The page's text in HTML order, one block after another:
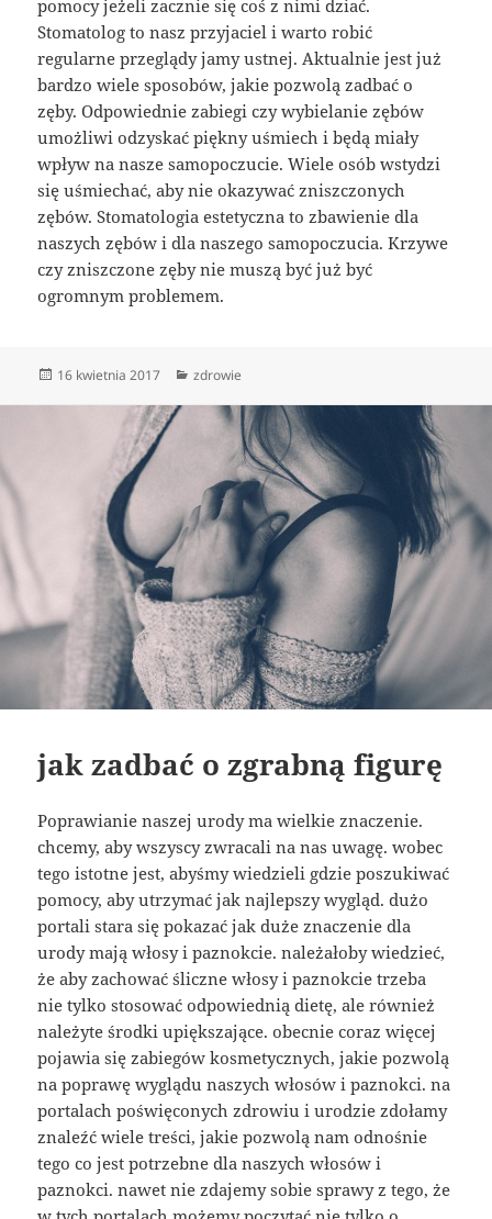
pomocy jeżeli zacznie się coś z nimi dziać.
Stomatolog to nasz przyjaciel i warto robić
regularne przeglądy jamy ustnej. Aktualnie jest już
bardzo wiele sposobów, jakie pozwolą zadbać o
zęby. Odpowiednie zabiegi czy wybielanie zębów
umożliwi odzyskać piękny uśmiech i będą miały
wpływ na nasze samopoczucie. Wiele osób wstydzi
się uśmiechać, aby nie okazywać zniszczonych
zębów. Stomatologia estetyczna to zbawienie dla
naszych zębów i dla naszego samopoczucia. Krzywe
czy zniszczone zęby nie muszą być już być
ogromnym problemem.
Data
16 kwietnia 2017 Kategorie
zdrowie
jak zadbać o zgrabną figurę
Poprawianie naszej urody ma wielkie znaczenie.
chcemy, aby wszyscy zwracali na nas uwagę. wobec
tego istotne jest, abyśmy wiedzieli gdzie poszukiwać
pomocy, aby utrzymać jak najlepszy wygląd. dużo
portali stara się pokazać jak duże znaczenie dla
urody mają włosy i paznokcie. należałoby wiedzieć,
że aby zachować śliczne włosy i paznokcie trzeba
nie tylko stosować odpowiednią dietę, ale również
należyte środki upiększające. obecnie coraz więcej
pojawia się zabiegów kosmetycznych, jakie pozwolą
na poprawę wyglądu naszych włosów i paznokci. na
portalach poświęconych zdrowiu i urodzie zdołamy
znaleźć wiele treści, jakie pozwolą nam odnośnie
tego co jest potrzebne dla naszych włosów i
paznokci. nawet nie zdajemy sobie sprawy z tego, że